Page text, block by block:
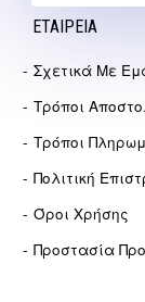
ΕΤΑΙΡΕΊΑ
Σχετικά Με
Τρόποι
Τρόποι
Πολιτική
Όροι Χρήσης
Προστασία